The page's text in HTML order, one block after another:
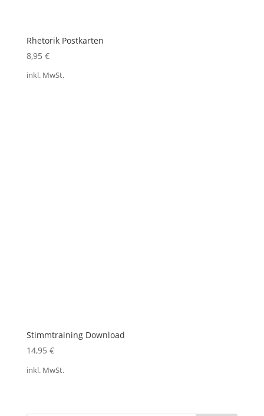
Rhetorik Postkarten
8,95 €
inkl. MwSt.
Stimmtraining Download
14,95 €
inkl. MwSt.